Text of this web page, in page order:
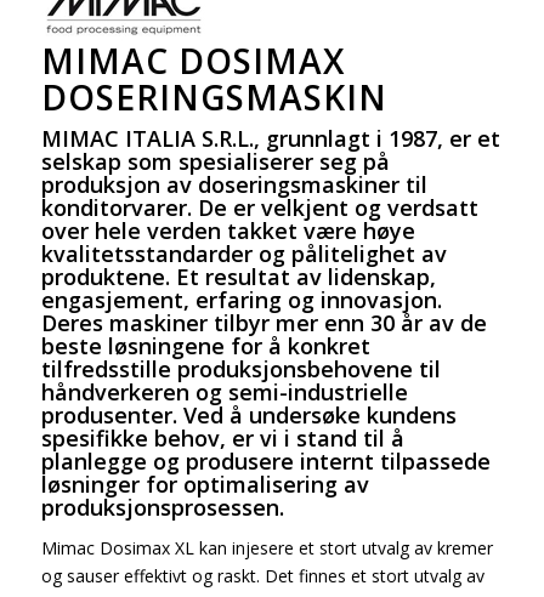
MIMAC DOSIMAX
DOSERINGSMASKIN
MIMAC ITALIA S.R.L., grunnlagt i 1987, er et
selskap som spesialiserer seg på
produksjon av doseringsmaskiner til
konditorvarer. De er velkjent og verdsatt
over hele verden takket være høye
kvalitetsstandarder og pålitelighet av
produktene. Et resultat av lidenskap,
engasjement, erfaring og innovasjon.
Deres maskiner tilbyr mer enn 30 år av de
beste løsningene for å konkret
tilfredsstille produksjonsbehovene til
håndverkeren og semi-industrielle
produsenter. Ved å undersøke kundens
spesifikke behov, er vi i stand til å
planlegge og produsere internt tilpassede
løsninger for optimalisering av
produksjonsprosessen.
Mimac Dosimax XL kan injesere et stort utvalg av kremer
og sauser effektivt og raskt. Det finnes et stort utvalg av